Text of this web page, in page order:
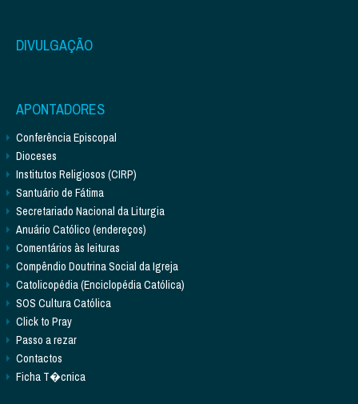
DIVULGAÇÃO
APONTADORES
Conferência Episcopal
Dioceses
Institutos Religiosos (CIRP)
Santuário de Fátima
Secretariado Nacional da Liturgia
Anuário Católico (endereços)
Comentários às leituras
Compêndio Doutrina Social da Igreja
Catolicopédia (Enciclopédia Católica)
SOS Cultura Católica
Click to Pray
Passo a rezar
Contactos
Ficha T�cnica